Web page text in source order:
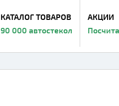
КАТАЛОГ ТОВАРОВ
90 000 автостекол
АКЦИИ